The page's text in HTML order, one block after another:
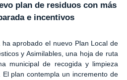
plan de residuos con más
e incentivos
ha aprobado el nuevo Plan Local de
y Asimilables, una hoja de ruta
municipal de recogida y limpieza
plan contempla un incremento de